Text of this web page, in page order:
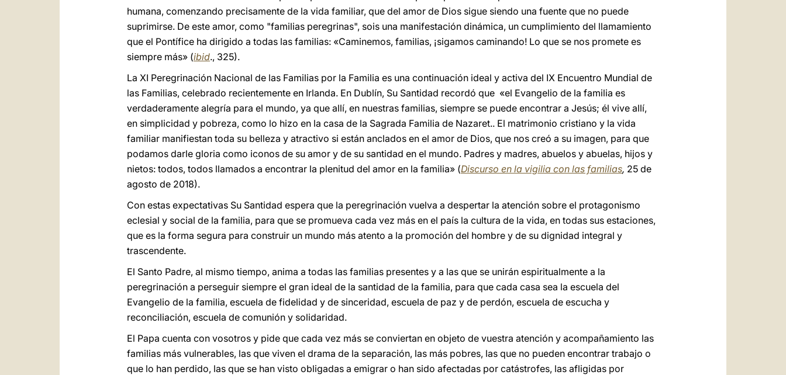
humana, comenzando precisamente de la vida familiar, que del amor de Dios sigue siendo una fuente que no puede
suprimirse. De este amor, como "familias peregrinas", sois una manifestación dinámica, un cumplimiento del llamamiento
que el Pontífice ha dirigido a todas las familias: «Caminemos, familias, ¡sigamos caminando! Lo que se nos promete es
siempre más» (ibid., 325).
La XI Peregrinación Nacional de las Familias por la Familia es una continuación ideal y activa del IX Encuentro Mundial de
las Familias, celebrado recientemente en Irlanda. En Dublín, Su Santidad recordó que «el Evangelio de la familia es
verdaderamente alegría para el mundo, ya que allí, en nuestras familias, siempre se puede encontrar a Jesús; él vive allí,
en simplicidad y pobreza, como lo hizo en la casa de la Sagrada Familia de Nazaret.. El matrimonio cristiano y la vida
familiar manifiestan toda su belleza y atractivo si están anclados en el amor de Dios, que nos creó a su imagen, para que
podamos darle gloria como iconos de su amor y de su santidad en el mundo. Padres y madres, abuelos y abuelas, hijos y
nietos: todos, todos llamados a encontrar la plenitud del amor en la familia» (Discurso en la vigilia con las familias, 25 de
agosto de 2018).
Con estas expectativas Su Santidad espera que la peregrinación vuelva a despertar la atención sobre el protagonismo
eclesial y social de la familia, para que se promueva cada vez más en el país la cultura de la vida, en todas sus estaciones,
que es la forma segura para construir un mundo más atento a la promoción del hombre y de su dignidad integral y
trascendente.
El Santo Padre, al mismo tiempo, anima a todas las familias presentes y a las que se unirán espiritualmente a la
peregrinación a perseguir siempre el gran ideal de la santidad de la familia, para que cada casa sea la escuela del
Evangelio de la familia, escuela de fidelidad y de sinceridad, escuela de paz y de perdón, escuela de escucha y
reconciliación, escuela de comunión y solidaridad.
El Papa cuenta con vosotros y pide que cada vez más se conviertan en objeto de vuestra atención y acompañamiento las
familias más vulnerables, las que viven el drama de la separación, las más pobres, las que no pueden encontrar trabajo o
que lo han perdido, las que se han visto obligadas a emigrar o han sido afectadas por catástrofes, las afligidas por